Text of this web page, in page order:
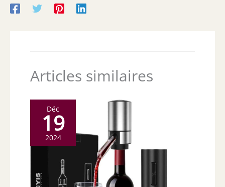
Articles similaires
Déc
19
2024